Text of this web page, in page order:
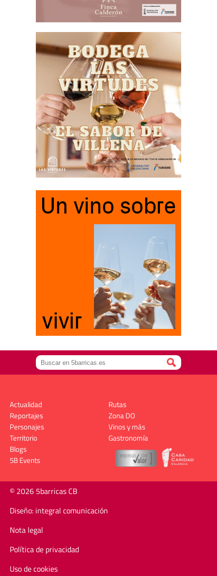
Actualidad
Reportajes
Personajes
Territorio
Rutas
Zona DO
Vinos y más
Gastronomía
Blogs
5B Events
© 2026 5barricas CB
Diseño: integral comunicación
Nota legal
Política de privacidad
Uso de cookies